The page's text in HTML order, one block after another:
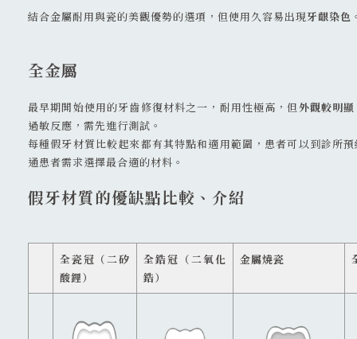
結合金屬耐用與瓷的美觀優勢的選項，但使用久容易出現牙齦染色
全金屬
最早期開始使用的牙齒修復材料之一，耐用性極高，但外觀較明顯
過敏反應，需先進行測試。
每種假牙材質比較起來都有其特點和適用範圍，患者可以到診所
通患者需求選擇最合適的材料。
假牙材質的優缺點比較、介紹
全瓷冠（二矽
酸鋰）
全鋯冠（二氧化
鋯）
金屬燒瓷